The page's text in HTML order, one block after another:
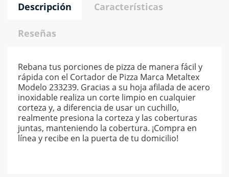
Descripción Características
Reseñas
Rebana tus porciones de pizza de manera fácil y
rápida con el Cortador de Pizza Marca Metaltex
Modelo 233239. Gracias a su hoja afilada de acero
inoxidable realiza un corte limpio en cualquier
corteza y, a diferencia de usar un cuchillo,
realmente presiona la corteza y las coberturas
juntas, manteniendo la cobertura. ¡Compra en
línea y recibe en la puerta de tu domicilio!